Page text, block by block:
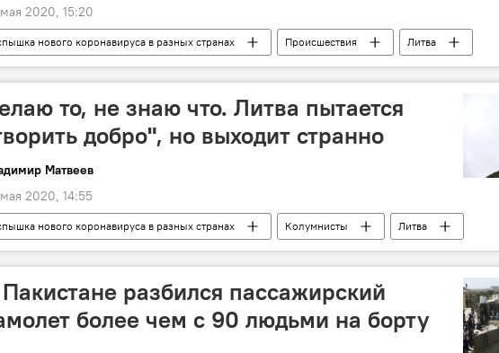
2020, 15:20
нового коронавируса в разных странах Происшествия
Литва
смерть карантин
то, не знаю что. Литва пытается
добро", но выходит странно
Матвеев
2020, 14:55
нового коронавируса в разных странах Колумнисты
Литва
США
разбился пассажирский
более чем с 90 людьми на борту